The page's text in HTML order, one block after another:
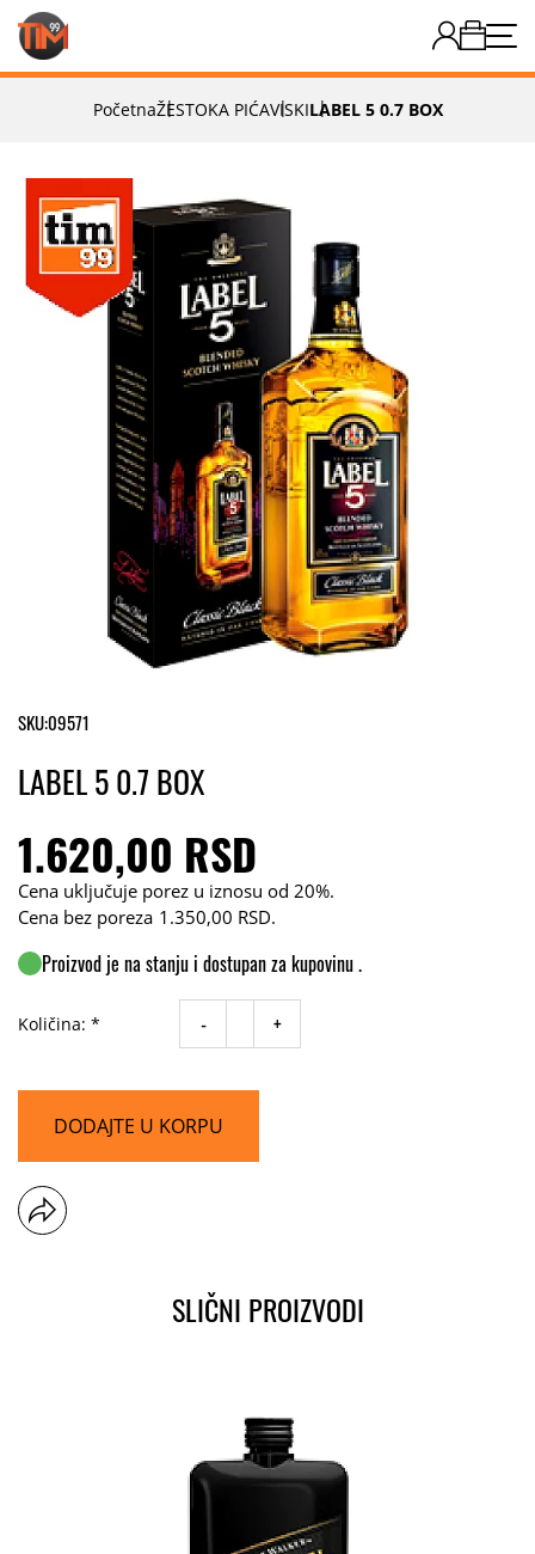
PočetnaŽESTOKA PIĆAVISKILABEL 5 0.7 BOX
SKU:09571
LABEL 5 0.7 BOX
1.620,00 RSD
Cena uključuje porez u iznosu od 20%.
Cena bez poreza 1.350,00 RSD.
Proizvod je na stanju i dostupan za kupovinu .
Količina: * - +
DODAJTE U KORPU
SLIČNI PROIZVODI